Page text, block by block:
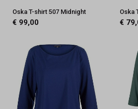
Oska T-shirt 507 Midnight
€ 99,00
Oska
€